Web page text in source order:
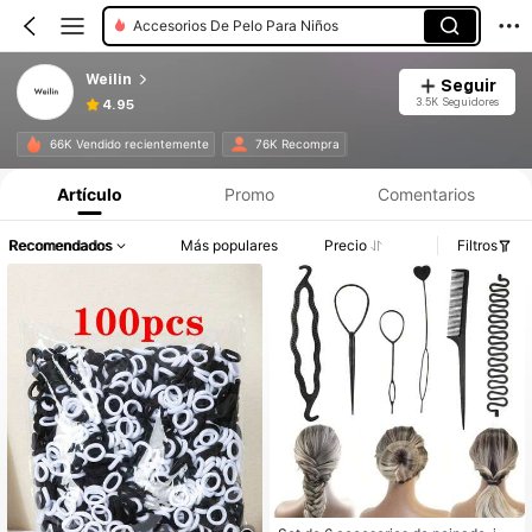
Accesorios De Pelo Para Niños
Weilin
4.95
Seguir
3.5K Seguidores
66K Vendido recientemente 76K Recompra
Artículo Promo Comentarios
Recomendados Más populares Precio Filtros